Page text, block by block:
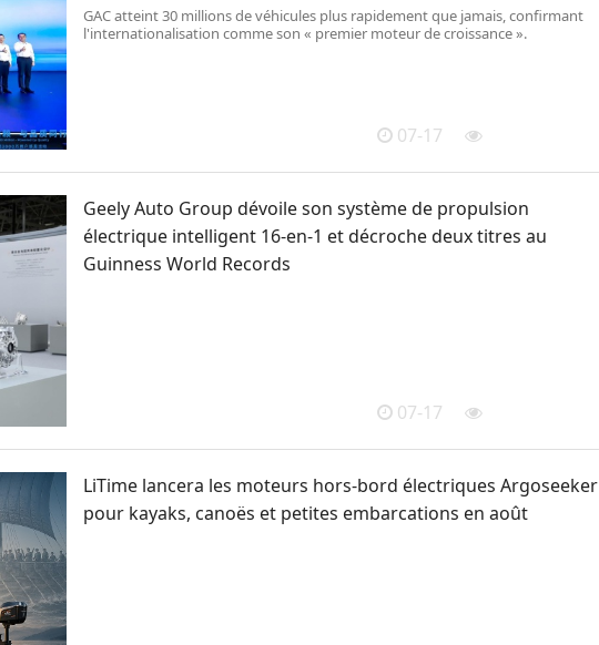
GAC atteint 30 millions de véhicules plus rapidement que jamais, confirmant
l'internationalisation comme son « premier moteur de croissance ».
07-17
Geely Auto Group dévoile son système de propulsion
électrique intelligent 16-en-1 et décroche deux titres au
Guinness World Records
07-17
LiTime lancera les moteurs hors-bord électriques Argoseeker
pour kayaks, canoës et petites embarcations en août